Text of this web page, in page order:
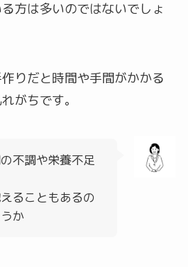
方は多いのではないでしょ
りだと時間や手間がかかる
がちです。
不調や栄養不足
ることもあるの
か